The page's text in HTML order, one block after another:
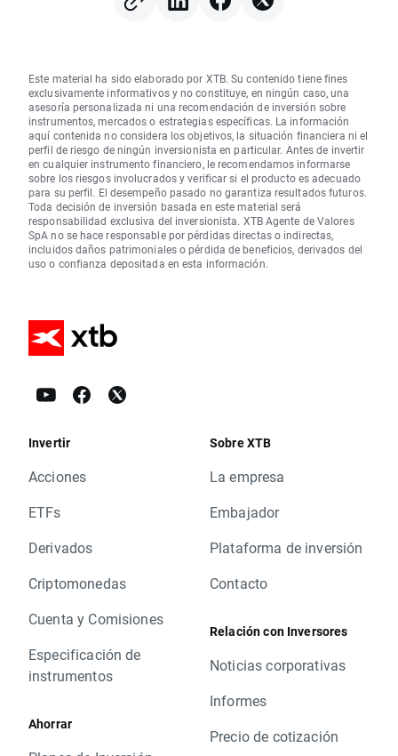
Este material ha sido elaborado por XTB. Su contenido tiene fines
exclusivamente informativos y no constituye, en ningún caso, una
asesoría personalizada ni una recomendación de inversión sobre
instrumentos, mercados o estrategias específicas. La información
aquí contenida no considera los objetivos, la situación financiera ni el
perfil de riesgo de ningún inversionista en particular. Antes de invertir
en cualquier instrumento financiero, le recomendamos informarse
sobre los riesgos involucrados y verificar si el producto es adecuado
para su perfil. El desempeño pasado no garantiza resultados futuros.
Toda decisión de inversión basada en este material será
responsabilidad exclusiva del inversionista. XTB Agente de Valores
SpA no se hace responsable por pérdidas directas o indirectas,
incluidos daños patrimoniales o pérdida de beneficios, derivados del
uso o confianza depositada en esta información.
Invertir
Acciones
ETFs
Derivados
Criptomonedas
Cuenta y Comisiones
Especificación de
instrumentos
Ahorrar
Sobre XTB
La empresa
Embajador
Plataforma de inversión
Contacto
Relación con Inversores
Noticias corporativas
Informes
Precio de cotización